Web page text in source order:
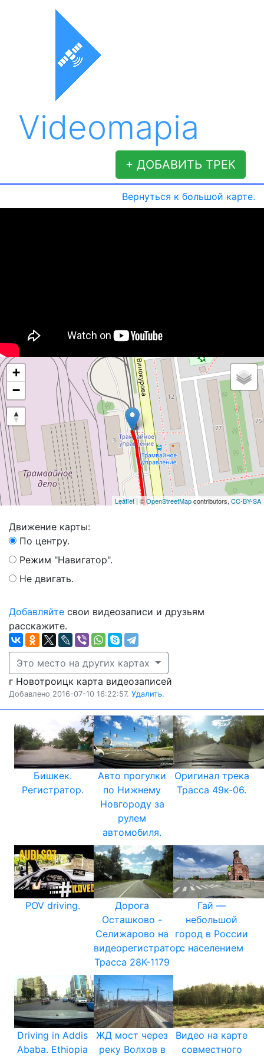
Videomapia
+ ДОБАВИТЬ ТРЕК
Вернуться к большой карте.
+
−
Leaflet| ©OpenStreetMapcontributors, CC-BY-SA
Движение карты:
По центру.
Режим "Навигатор".
Не двигать.
Добавляйте свои видеозаписи и друзьям
расскажите.
Это место на других картах
г Новотроицк карта видеозаписей
Добавлено 2016-07-10 16:22:57. Удалить.
Бишкек.
Регистратор.
Авто прогулки
по Нижнему
Новгороду за
рулем
автомобиля.
Оригинал трека
Трасса 49к-06.
POV driving.
Дорога
Осташково -
Селижарово на
видеорегистратор.
Трасса 28К-1179
Гай —
небольшой
город в России
с населением
Driving in Addis
Ababa. Ethiopia
ЖД мост через
реку Волхов в
Видео на карте
совместного